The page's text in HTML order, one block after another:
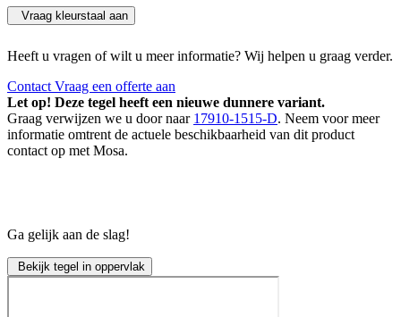
Vraag kleurstaal aan
Heeft u vragen of wilt u meer informatie? Wij helpen u graag verder.
Contact Vraag een offerte aan
Let op! Deze tegel heeft een nieuwe dunnere variant.
Graag verwijzen we u door naar 17910-1515-D. Neem voor meer
informatie omtrent de actuele beschikbaarheid van dit product
contact op met Mosa.
Ga gelijk aan de slag!
Bekijk tegel in oppervlak